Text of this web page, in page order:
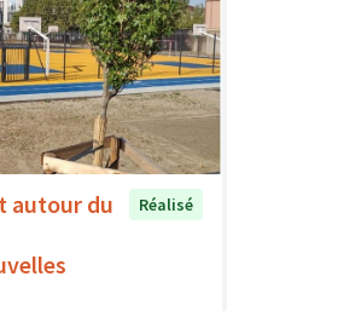
autour du
Réalisé